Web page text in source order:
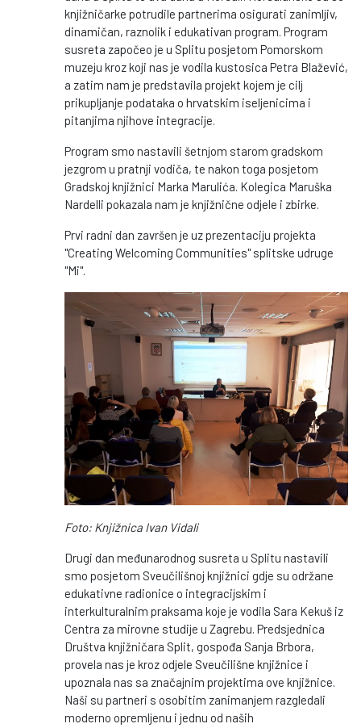
knjižničarke potrudile partnerima osigurati zanimljiv,
dinamičan, raznolik i edukativan program. Program
susreta započeo je u Splitu posjetom Pomorskom
muzeju kroz koji nas je vodila kustosica Petra Blažević,
a zatim nam je predstavila projekt kojem je cilj
prikupljanje podataka o hrvatskim iseljenicima i
pitanjima njihove integracije.
Program smo nastavili šetnjom starom gradskom
jezgrom u pratnji vodiča, te nakon toga posjetom
Gradskoj knjižnici Marka Marulića. Kolegica Maruška
Nardelli pokazala nam je knjižnične odjele i zbirke.
Prvi radni dan završen je uz prezentaciju projekta
"Creating Welcoming Communities" splitske udruge
"Mi".
Foto: Knjižnica Ivan Vidali
Drugi dan međunarodnog susreta u Splitu nastavili
smo posjetom Sveučilišnoj knjižnici gdje su održane
edukativne radionice o integracijskim i
interkulturalnim praksama koje je vodila Sara Kekuš iz
Centra za mirovne studije u Zagrebu. Predsjednica
Društva knjižničara Split, gospođa Sanja Brbora,
provela nas je kroz odjele Sveučilišne knjižnice i
upoznala nas sa značajnim projektima ove knjižnice.
Naši su partneri s osobitim zanimanjem razgledali
moderno opremljenu i jednu od naših